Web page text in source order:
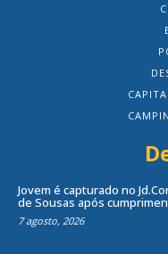
Jovem é capturado no
de Sousas após
7 agosto, 2026